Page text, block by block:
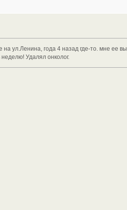
ул.Ленина, года 4 назад где-то. мне ее
Удалял онколог.